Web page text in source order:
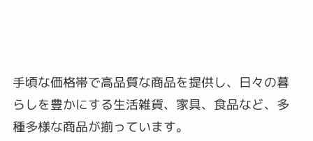
手頃な価格帯で高品質な商品を提供し、日々の暮
らしを豊かにする生活雑貨、家具、食品など、多
種多様な商品が揃っています。